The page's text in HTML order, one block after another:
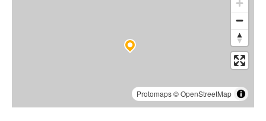
Protomaps©OpenStreetMap